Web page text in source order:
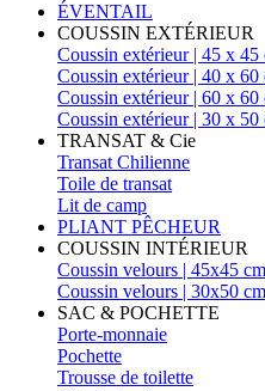
ÉVENTAIL
COUSSIN EXTÉRIEUR
Coussin extérieur | 45 x 45
Coussin extérieur | 40 x 60
Coussin extérieur | 60 x 60
Coussin extérieur | 30 x 50
TRANSAT & Cie
Transat Chilienne
Toile de transat
Lit de camp
PLIANT PÊCHEUR
COUSSIN INTÉRIEUR
Coussin velours | 45x45 cm
Coussin velours | 30x50 cm
SAC & POCHETTE
Porte-monnaie
Pochette
Trousse de toilette